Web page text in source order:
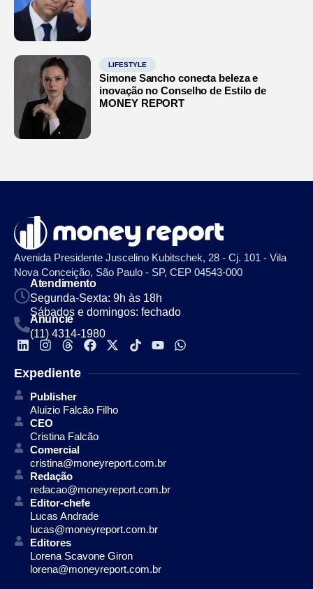
LIFESTYLE
Simone Sancho conecta beleza e
inovação no Conselho de Estilo de
MONEY REPORT
Avenida Presidente Juscelino Kubitschek, 28 - Cj. 101 - Vila
Nova Conceição, São Paulo - SP, CEP 04543-000
Atendimento
Segunda-Sexta: 9h às 18h
Sábados e domingos: fechado
Anuncie
(11) 4314-1980
Expediente
Publisher
Aluizio Falcão Filho
CEO
Cristina Falcão
Comercial
cristina@moneyreport.com.br
Redação
redacao@moneyreport.com.br
Editor-chefe
Lucas Andrade
lucas@moneyreport.com.br
Editores
Lorena Scavone Giron
lorena@moneyreport.com.br